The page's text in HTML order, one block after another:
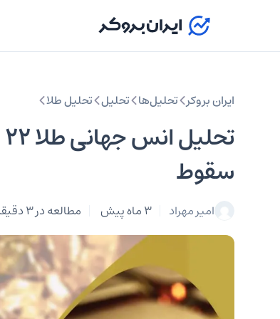
ایران بروکر تحلیل‌ها تحلیل‌ تحلیل طلا
سقوط
امیر مهراد 3 ماه پیش مطالعه در 3 دقیقه